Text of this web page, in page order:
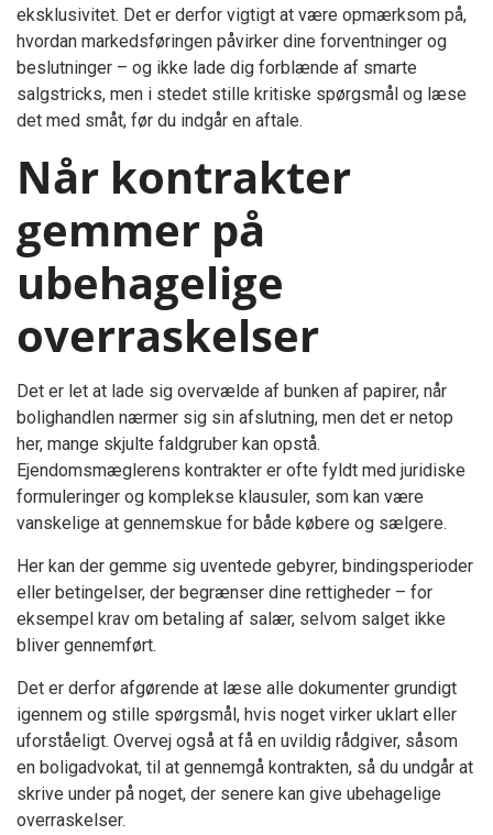
eksklusivitet. Det er derfor vigtigt at være opmærksom på,
hvordan markedsføringen påvirker dine forventninger og
beslutninger – og ikke lade dig forblænde af smarte
salgstricks, men i stedet stille kritiske spørgsmål og læse
det med småt, før du indgår en aftale.
Når kontrakter
gemmer på
ubehagelige
overraskelser
Det er let at lade sig overvælde af bunken af papirer, når
bolighandlen nærmer sig sin afslutning, men det er netop
her, mange skjulte faldgruber kan opstå.
Ejendomsmæglerens kontrakter er ofte fyldt med juridiske
formuleringer og komplekse klausuler, som kan være
vanskelige at gennemskue for både købere og sælgere.
Her kan der gemme sig uventede gebyrer, bindingsperioder
eller betingelser, der begrænser dine rettigheder – for
eksempel krav om betaling af salær, selvom salget ikke
bliver gennemført.
Det er derfor afgørende at læse alle dokumenter grundigt
igennem og stille spørgsmål, hvis noget virker uklart eller
uforståeligt. Overvej også at få en uvildig rådgiver, såsom
en boligadvokat, til at gennemgå kontrakten, så du undgår at
skrive under på noget, der senere kan give ubehagelige
overraskelser.